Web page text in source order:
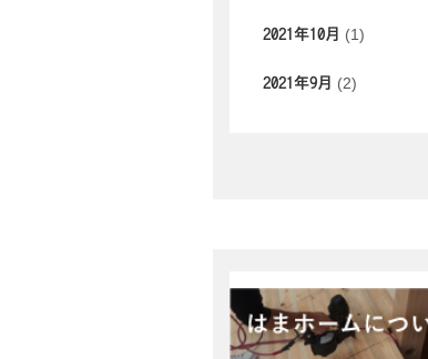
2021年10月 (1)
2021年9月 (2)